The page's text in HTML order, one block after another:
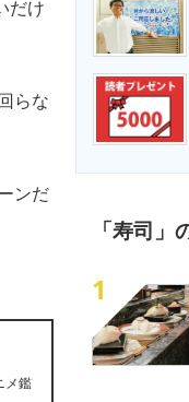
だけ
らな
ンだ
メ鑑
「寿司」
1